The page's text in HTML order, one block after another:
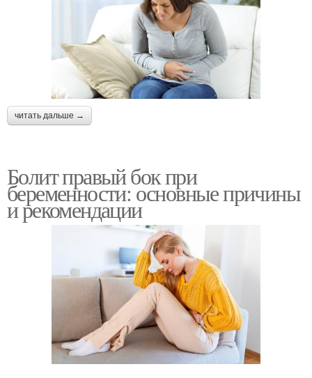
читать дальше →
Болит правый бок при
беременности: основные причины
и рекомендации